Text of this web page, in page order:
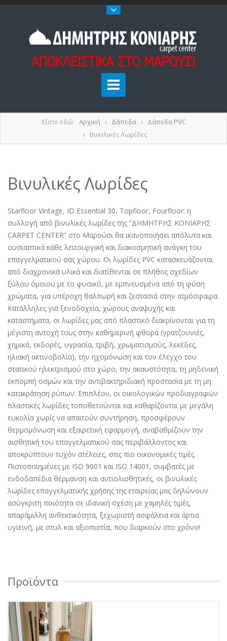
Είστε εδώ: Αρχική Δάπεδα
Δάπεδα PVC
Βινυλικές Λωρίδες
Βινυλικές Λωρίδες
Starfloor Vintage, ID Essential 30, Topfloor, Fourfloor: η
συλλογή από βινυλικές λωρίδες της “ΔΗΜΗΤΡΗΣ ΚΟΝΙΑΡΗΣ
CARPET CENTER” στο Μαρούσι θα ικανοποιήσει απόλυτα και
ουσιαστικά κάθε λειτουργική και διακοσμητική ανάγκη του
επαγγελματικού σας χώρου. Οι λωρίδες PVC κατασκευάζονται
από διαχρονικά υλικά και διατίθενται σε πλήθος σχεδίων
ξύλου όμοιου με το φυσικό, με εμπνευσμένα από τη φύση
χρώματα, για υπέροχη θαλπωρή και ζεστασιά στην ατμόσφαιρα.
Κατάλληλες για ξενοδοχεία, χώρους αναψυχής και
καταστήματα, οι λωρίδες μας από πλαστικό διακρίνονται για τη
μέγιστη αντοχή τους στην καθημερινή φθορά (γρατζουνιές,
χημικά, εκδορές, υγρασία, τριβή, χρωματισμούς, λεκέδες,
ηλιακή ακτινοβολία), την ηχομόνωση και τον έλεγχο του
στατικού ηλεκτρισμού στο χώρο, την ακαυστότητα, τη μηδενική
εκπομπή οσμών και την αντιβακτηριδιακή προστασία με τη μη
κατακράτηση ρύπων. Επιπλέον, οι οικολογικών προδιαγραφών
πλαστικές λωρίδες τοποθετούνται και καθαρίζονται με μεγάλη
ευκολία χωρίς να απαιτούν συντήρηση, προσφέρουν
θερμομόνωση και εξαιρετική εφαρμογή, αναβαθμίζουν την
αισθητική του επαγγελματικού σας περιβάλλοντος και
αποκρύπτουν τυχόν ατέλειες, στις πιο οικονομικές τιμές.
Πιστοποιημένες με ISO 9001 και ISO 14001, συμβατές με
ενδοδαπέδια θέρμανση και αντιολισθητικές, οι βινυλικές
λωρίδες επαγγελματικής χρήσης της εταιρείας μας δηλώνουν
ασύγκριτη ποιότητα σε ιδανική σχέση με χαμηλές τιμές,
απαράμιλλη ανθεκτικότητα, ξεχωριστή ασφάλεια και άρτια
υγιεινή, με στυλ και αξιοπιστία, που διαρκούν στο χρόνο!
Προϊόντα